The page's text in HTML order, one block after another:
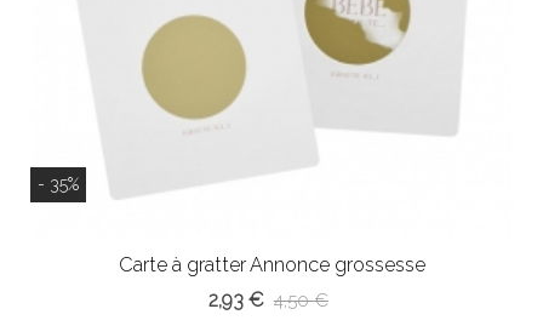
- 35%
Carte à gratter Annonce grossesse
2,93 € 4,50 €